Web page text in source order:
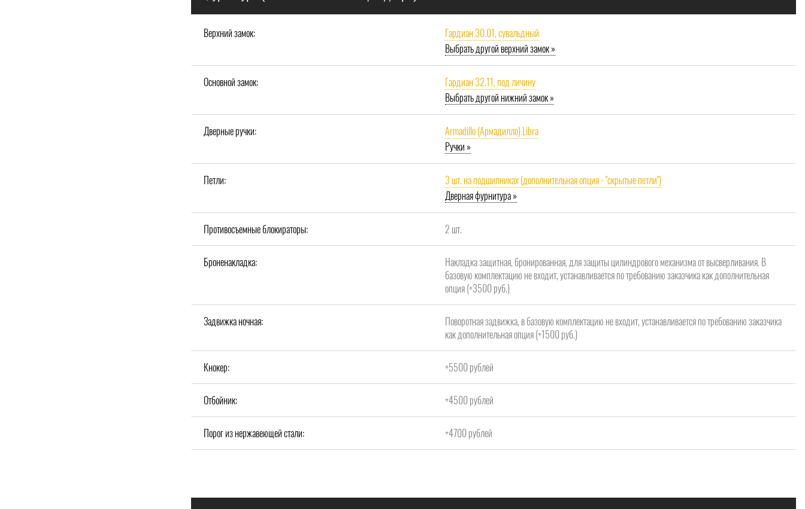
Верхний замок:
Гардиан 30.01, сувальдный
Выбрать другой верхний замок »
Основной замок:
Гардиан 32.11, под личину
Выбрать другой нижний замок »
Дверные ручки:
Armadillo (Армадилло) Libra
Ручки »
Петли:
3 шт. на подшипниках (дополнительная опция - "скрытые петли")
Дверная фурнитура »
Противосъемные блокираторы: 2 шт.
Броненакладка:
Накладка защитная, бронированная, для защиты цилиндрового механизма от высверливания. В
базовую комплектацию не входит, устанавливается по требованию заказчика как дополнительная
опция (+3500 руб.)
Задвижка ночная:
Поворотная задвижка, в базовую комплектацию не входит, устанавливается по требованию заказчика
как дополнительная опция (+1500 руб.)
Кнокер: +5500 рублей
Отбойник: +4500 рублей
Порог из нержавеющей стали: +4700 рублей